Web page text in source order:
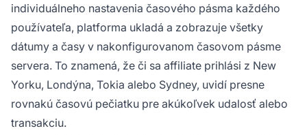
individuálneho nastavenia časového pásma každého
používateľa, platforma ukladá a zobrazuje všetky
dátumy a časy v nakonfigurovanom časovom pásme
servera. To znamená, že či sa affiliate prihlási z New
Yorku, Londýna, Tokia alebo Sydney, uvidí presne
rovnakú časovú pečiatku pre akúkoľvek udalosť alebo
transakciu.